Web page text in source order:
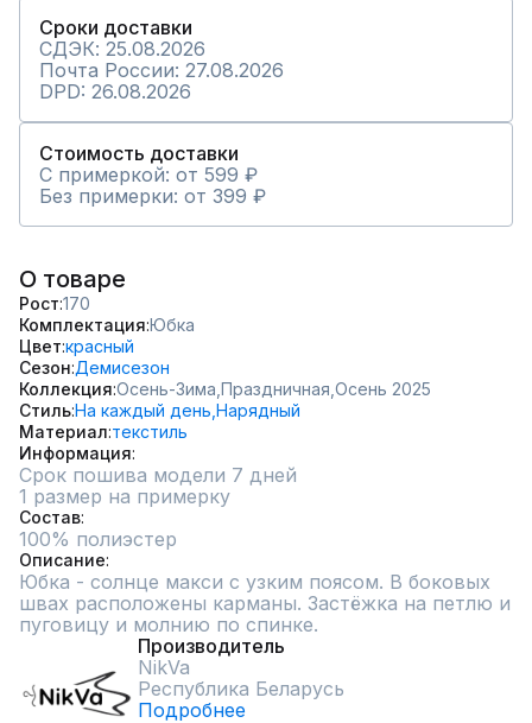
Сроки доставки
СДЭК: 25.08.2026
Почта России: 27.08.2026
DPD: 26.08.2026
Стоимость доставки
С примеркой: от 599 ₽
Без примерки: от 399 ₽
О товаре
Рост 170
Комплектация Юбка
Цвет красный
Сезон Демисезон
Коллекция Осень-Зима, Праздничная, Осень 2025
СтильНа каждый день, Нарядный
Материал текстиль
Информация
Срок пошива модели 7 дней
1 размер на примерку
Состав
100% полиэстер
Описание
Юбка - солнце макси с узким поясом. В боковых
швах расположены карманы. Застёжка на петлю и
пуговицу и молнию по спинке.
Производитель
NikVa
Республика Беларусь
Подробнее